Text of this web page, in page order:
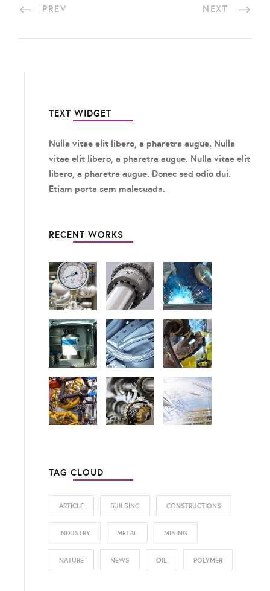
PREV NEXT
TEXT WIDGET
Nulla vitae elit libero, a pharetra augue. Nulla
vitae elit libero, a pharetra augue. Nulla vitae elit
libero, a pharetra augue. Donec sed odio dui.
Etiam porta sem malesuada.
RECENT WORKS
TAG CLOUD
ARTICLE BUILDING CONSTRUCTIONS
INDUSTRY METAL MINING
NATURE NEWS OIL POLYMER